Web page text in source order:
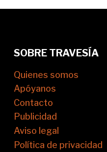
SOBRE TRAVESÍA
Quienes somos
Apóyanos
Contacto
Publicidad
Aviso legal
Política de privacidad